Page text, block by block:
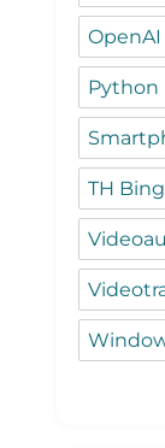
OpenAI
Python
TH